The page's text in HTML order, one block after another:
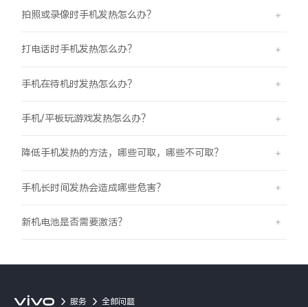
拍照或录像时手机发热怎么办？
打电话时手机发热怎么办？
手机在待机时发热怎么办？
手机/平板玩游戏发热怎么办？
降低手机发热的方法，哪些可取，哪些不可取？
手机长时间发热会造成哪些危害？
新机电池是否需要激活？
服务 全部问题